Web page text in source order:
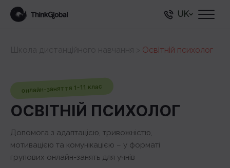
UK
Освітній психолог
онлайн-заняття 1-11 клас
ОСВІТНІЙ ПСИХОЛОГ
Допомога з адаптацією, тривожністю,
мотивацією та комунікацією – у форматі
групових онлайн-занять для учнів